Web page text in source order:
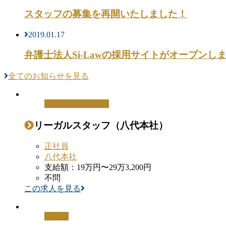
スタッフの募集を再開いたしました！
2019.01.17
弁護士法人Si-Lawの採用サイトがオープンし
全てのお知らせを見る
リーガルスタッフ（八代本社）
正社員
八代本社
支給額：19万円〜29万3,200円
不問
この求人を見る